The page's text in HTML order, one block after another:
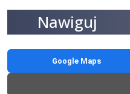
Nawiguj
Google Maps